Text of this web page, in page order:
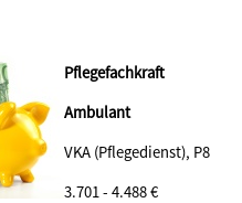
Pflegefachkraft
Ambulant
VKA (Pflegedienst), P8
3.701 - 4.488 €